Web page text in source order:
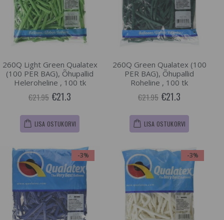
260Q Light Green Qualatex
(100 PER BAG), Õhupallid
Heleroheline , 100 tk
€21.95 €21.3
LISA OSTUKORVI
260Q Green Qualatex (100
PER BAG), Õhupallid
Roheline , 100 tk
€21.95 €21.3
LISA OSTUKORVI
-3% -3%